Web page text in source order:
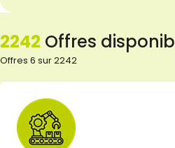
2242 Offres
Offres 6 sur 2242